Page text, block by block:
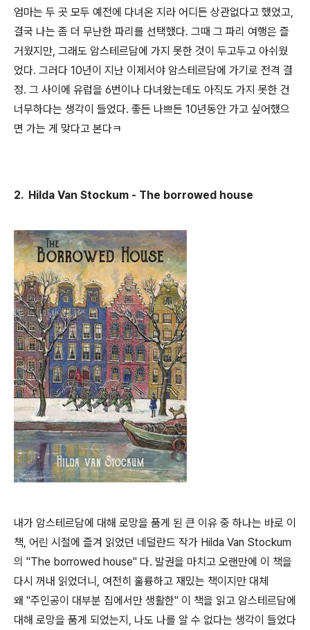
엄마는 두 곳 모두 예전에 다녀온 지라 어디든 상관없다고 했었고,
결국 나는 좀 더 무난한 파리를 선택했다. 그때 그 파리 여행은 즐
거웠지만, 그래도 암스테르담에 가지 못한 것이 두고두고 아쉬웠
었다. 그러다 10년이 지난 이제서야 암스테르담에 가기로 전격 결
정. 그 사이에 유럽을 6번이나 다녀왔는데도 아직도 가지 못한 건
너무하다는 생각이 들었다. 좋든 나쁘든 10년동안 가고 싶어했으
면 가는 게 맞다고 본다ㅋ
2. Hilda Van Stockum - The borrowed house
내가 암스테르담에 대해 로망을 품게 된 큰 이유 중 하나는 바로 이
책, 어린 시절에 즐겨 읽었던 네덜란드 작가 Hilda Van Stockum
의 "The borrowed house" 다. 발권을 마치고 오랜만에 이 책을
다시 꺼내 읽었더니, 여전히 훌륭하고 재밌는 책이지만 대체
왜 "주인공이 대부분 집에서만 생활한" 이 책을 읽고 암스테르담에
대해 로망을 품게 되었는지, 나도 나를 알 수 없다는 생각이 들었다